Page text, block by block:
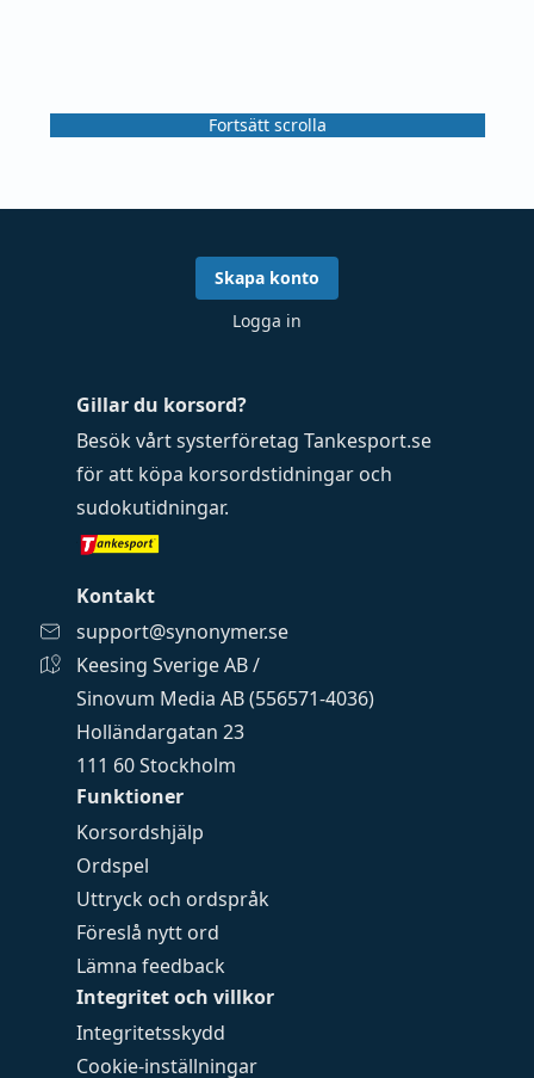
Fortsätt scrolla
Funktioner
Korsordshjälp
Ordspel
Uttryck och ordspråk
Föreslå nytt ord
Lämna feedback
Integritet och villkor
Integritetsskydd
Cookie-inställningar
Gillar du korsord?
Besök vårt systerföretag Tankesport.se
för att köpa korsordstidningar och
sudokutidningar.
Kontakt
support@synonymer.se
Keesing Sverige AB /
Sinovum Media AB (556571-4036)
Holländargatan 23
111 60 Stockholm
Skapa konto
Logga in